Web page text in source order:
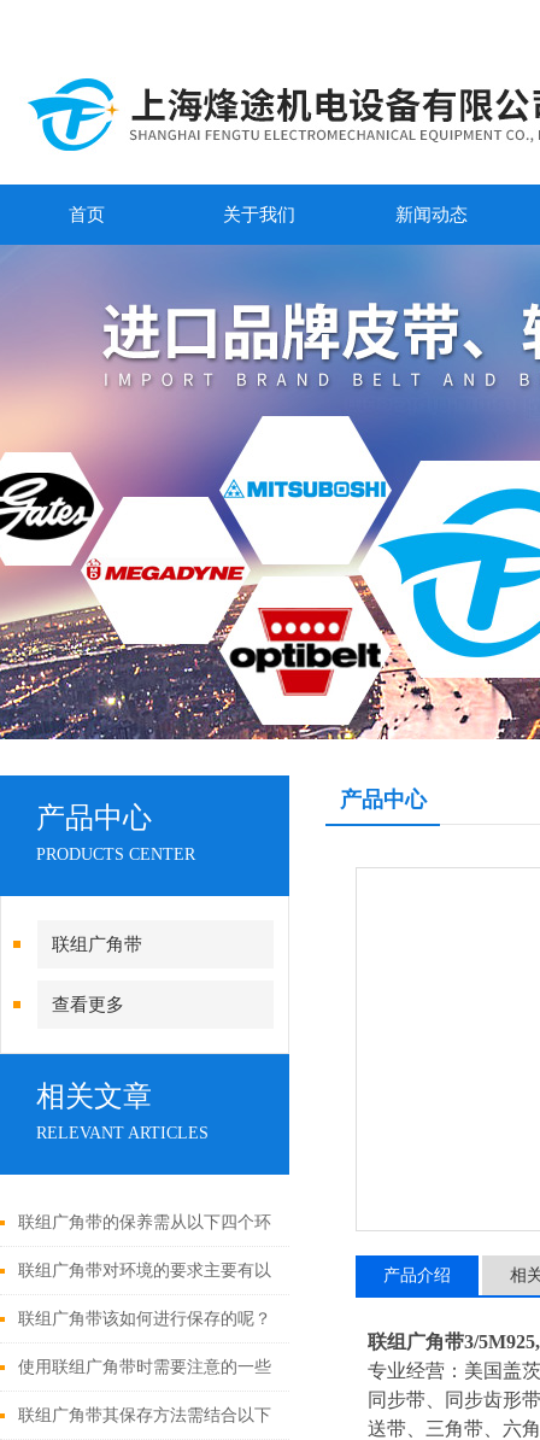
首页 关于我们 新闻动态
产品中心
PRODUCTS CENTER
联组广角带
查看更多
相关文章
RELEVANT ARTICLES
联组广角带的保养需从以下四个环
节入手
联组广角带对环境的要求主要有以
下几个方面
联组广角带该如何进行保存的呢？
使用联组广角带时需要注意的一些
事项
联组广角带其保存方法需结合以下
产品中心
产品介绍 相
联组广角带3/
专业经营：美国盖
同步带、同步齿形
送带、三角带、六